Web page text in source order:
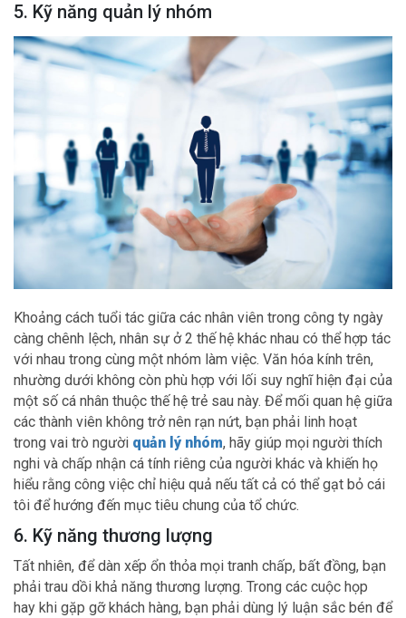
5. Kỹ năng quản lý nhóm
Khoảng cách tuổi tác giữa các nhân viên trong công ty ngày
càng chênh lệch, nhân sự ở 2 thế hệ khác nhau có thể hợp tác
với nhau trong cùng một nhóm làm việc. Văn hóa kính trên,
nhường dưới không còn phù hợp với lối suy nghĩ hiện đại của
một số cá nhân thuộc thế hệ trẻ sau này. Để mối quan hệ giữa
các thành viên không trở nên rạn nứt, bạn phải linh hoạt
trong vai trò người quản lý nhóm, hãy giúp mọi người thích
nghi và chấp nhận cá tính riêng của người khác và khiến họ
hiểu rằng công việc chỉ hiệu quả nếu tất cả có thể gạt bỏ cái
tôi để hướng đến mục tiêu chung của tổ chức.
6. Kỹ năng thương lượng
Tất nhiên, để dàn xếp ổn thỏa mọi tranh chấp, bất đồng, bạn
phải trau dồi khả năng thương lượng. Trong các cuộc họp
hay khi gặp gỡ khách hàng, bạn phải dùng lý luận sắc bén để